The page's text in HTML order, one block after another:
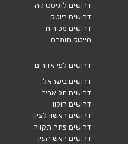
דרושים לוגיסטיקה
דרושים ביוטק
דרושים מכירות
הייטק חומרה
דרושים לפי אזורים
דרושים בישראל
דרושים תל אביב
דרושים חולון
דרושים ראשון לציון
דרושים פתח תקווה
דרושים ראש העין